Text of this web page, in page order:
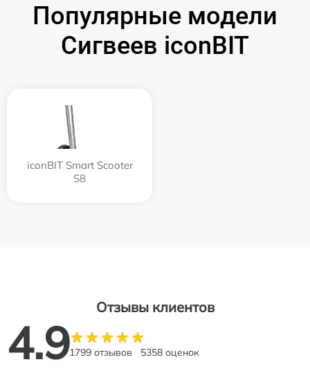
Популярные модели
Сигвеев iconBIT
iconBIT Smart Scooter
S8
Отзывы клиентов
4.91799 отзывов 5358 оценок